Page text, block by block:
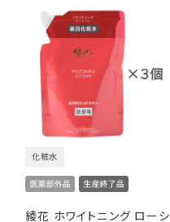
綾花 ホワイトニング ローシ
化粧水